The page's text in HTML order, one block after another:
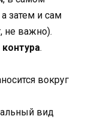
затем и сам
не важно).
контура.
вокруг
вид